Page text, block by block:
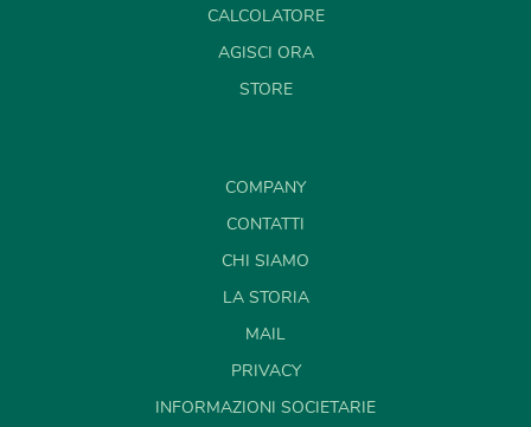
CALCOLATORE
AGISCI ORA
STORE
COMPANY
CONTATTI
CHI SIAMO
LA STORIA
MAIL
PRIVACY
INFORMAZIONI SOCIETARIE